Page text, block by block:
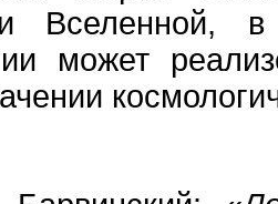
Вселенной, в
может